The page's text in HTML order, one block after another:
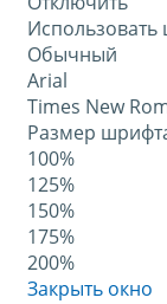
Обычный
Arial
Times New
Размер
100%
125%
150%
175%
200%
Закрыть окно